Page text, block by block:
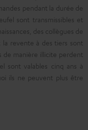
pendant la durée de
sont transmissibles et
des collègues de
revente à des tiers sont
de manière illicite perdent
sont valables cinq ans à
ils ne peuvent plus être